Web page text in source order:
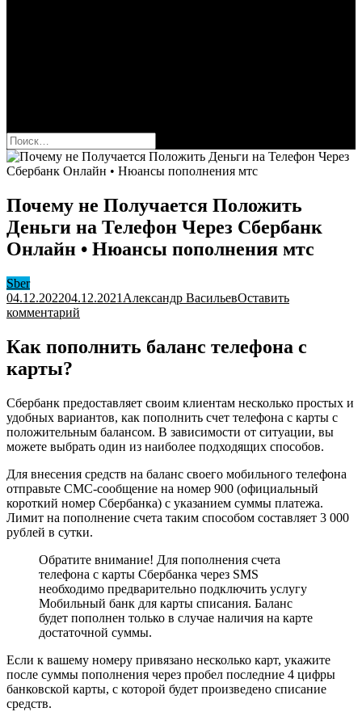
Найти:
Почему не Получается Положить
Деньги на Телефон Через Сбербанк
Онлайн • Нюансы пополнения мтс
Sber
04.12.202204.12.2021 Александр ВасильевОставить
комментарий
Получается
на
Телефон
Через
Сбербанк
Онлайн
•
Нюансы
пополнения
мтс
Как пополнить баланс телефона с
карты?
Сбербанк предоставляет своим клиентам несколько простых и
удобных вариантов, как пополнить счет телефона с карты с
положительным балансом. В зависимости от ситуации, вы
можете выбрать один из наиболее подходящих способов.
Для внесения средств на баланс своего мобильного телефона
отправьте СМС-сообщение на номер 900 (официальный
короткий номер Сбербанка) с указанием суммы платежа.
Лимит на пополнение счета таким способом составляет 3 000
рублей в сутки.
Обратите внимание! Для пополнения счета
телефона с карты Сбербанка через SMS
необходимо предварительно подключить услугу
Мобильный банк для карты списания. Баланс
будет пополнен только в случае наличия на карте
достаточной суммы.
Если к вашему номеру привязано несколько карт, укажите
после суммы пополнения через пробел последние 4 цифры
банковской карты, с которой будет произведено списание
средств.